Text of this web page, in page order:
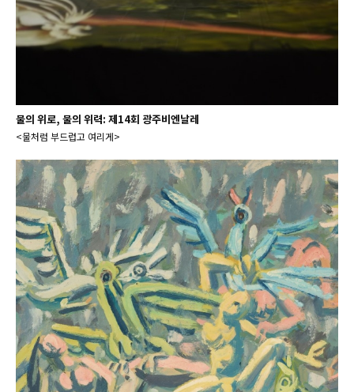
물의 위로, 물의 위력: 제14회 광주비엔날레
<물처럼 부드럽고 여리게>